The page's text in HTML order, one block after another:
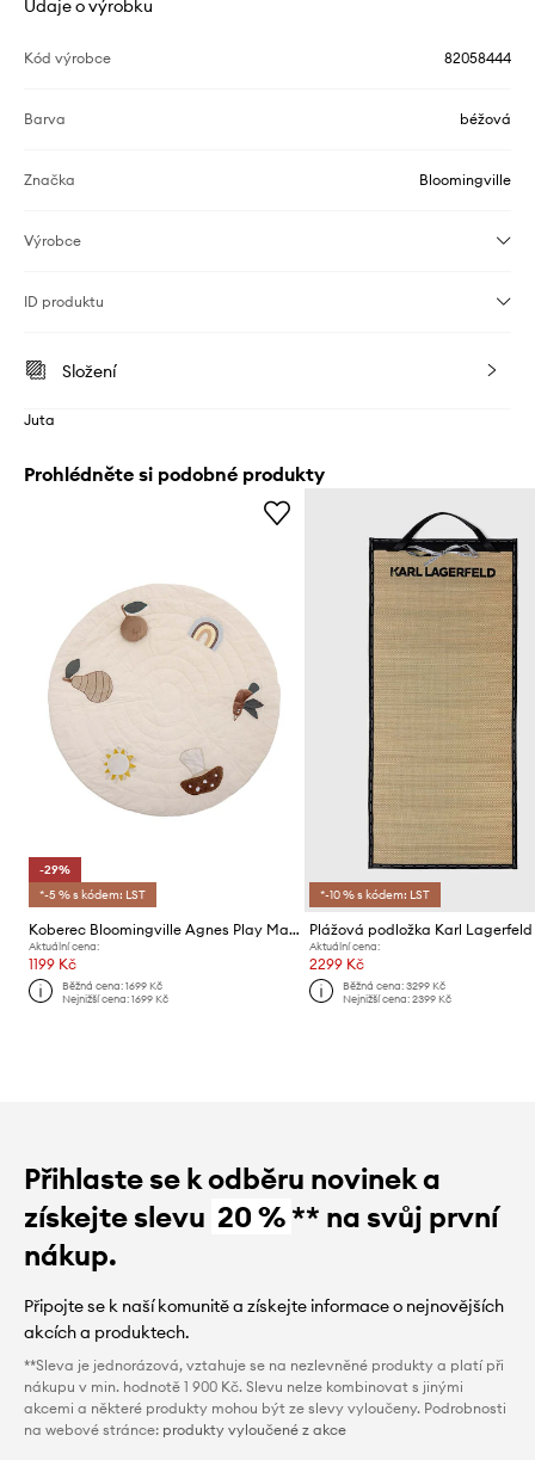
Údaje o výrobku
Kód výrobce 82058444
Barva béžová
Značka Bloomingville
Výrobce
ID produktu
Složení
Juta
Prohlédněte si podobné produkty
-29%
*-5 % s kódem: LST
Koberec Bloomingville Agnes Play Mat
Aktuální cena:
1199 Kč
Běžná cena:1699 Kč
Nejnižší cena:1699 Kč
*-10 % s kódem: LST
Plážová podložka Karl Lagerfeld
Aktuální cena:
2299 Kč
Běžná cena: 3299 Kč
Nejnižší cena: 2399 Kč
Přihlaste se k odběru novinek a
získejte slevu 20 %** na svůj první
nákup.
Připojte se k naší komunitě a získejte informace o nejnovějších
akcích a produktech.
**Sleva je jednorázová, vztahuje se na nezlevněné produkty a platí při
nákupu v min. hodnotě 1 900 Kč. Slevu nelze kombinovat s jinými
akcemi a některé produkty mohou být ze slevy vyloučeny. Podrobnosti
na webové stránce: produkty vyloučené z akce